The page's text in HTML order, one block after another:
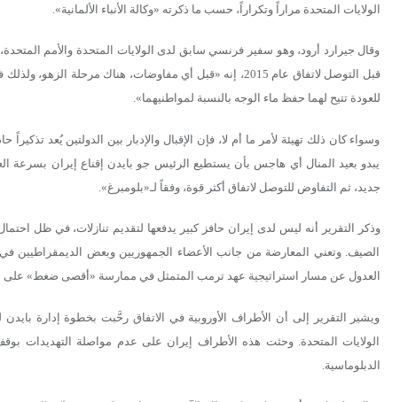
الولايات المتحدة مراراً وتكراراً، حسب ما ذكرته «وكالة الأنباء الألمانية».
وقال جيرارد أرود، وهو سفير فرنسي سابق لدى الولايات المتحدة والأمم
قبل التوصل لاتفاق عام 2015، إنه «قبل أي مفاوضات، هناك
للعودة تتيح لهما حفظ ماء الوجه بالنسبة لمواطنيهما».
وسواء كان ذلك تهيئة لأمر ما أم لا، فإن الإقبال والإدبار بين الدولتين يُعد
يبدو بعيد المنال أي هاجس بأن يستطيع الرئيس جو بايدن إقناع إيران بسرعة
جديد، ثم التفاوض للتوصل لاتفاق أكثر قوة، وفقاً لـ«بلومبرغ».
وذكر التقرير أنه ليس لدى إيران حافز كبير يدفعها لتقديم تنازلات، في ظل
الصيف. وتعني المعارضة من جانب الأعضاء الجمهوريين وبعض الديمقراطيين
العدول عن مسار استراتيجية عهد ترمب المتمثل في ممارسة «أقصى ضغط» على
ويشير التقرير إلى أن الأطراف الأوروبية في الاتفاق رحَّبت بخطوة إدارة بايدن
الولايات المتحدة. وحثت هذه الأطراف إيران على عدم مواصلة التهديدات
الدبلوماسية.